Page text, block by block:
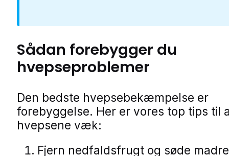
Sådan forebygger du
hvepseproblemer
Den bedste hvepsebekæmpelse er
forebyggelse. Her er vores top tips til
hvepsene væk:
Fjern nedfaldsfrugt og søde